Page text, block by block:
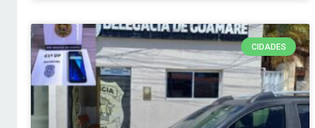
CIDADES